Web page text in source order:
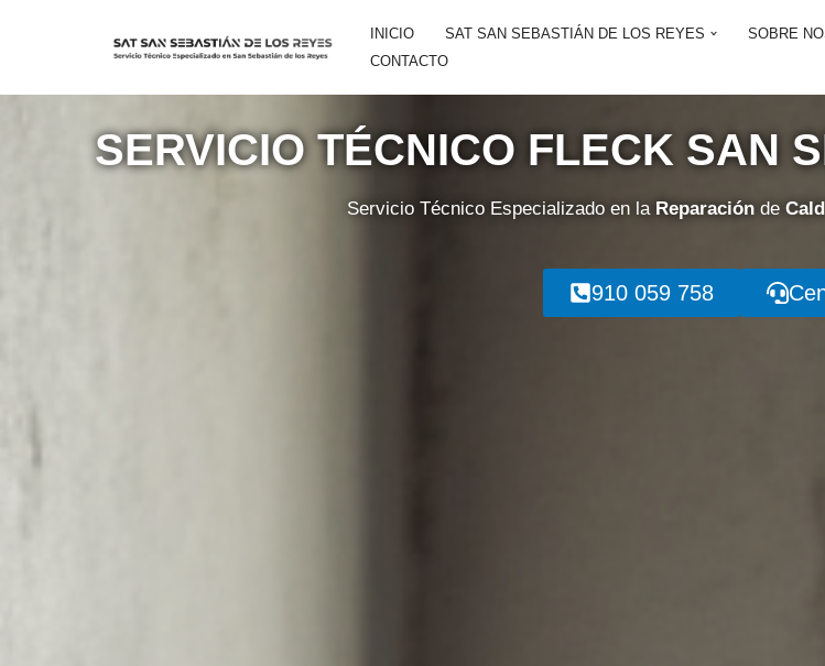
al
INICIO SAT SAN SEBASTIÁN DE LOS REYES SOBRE
CONTACTO
SERVICIO TÉCNICO FLECK SAN
Servicio Técnico Especializado en la Reparaciónde
910 059 758